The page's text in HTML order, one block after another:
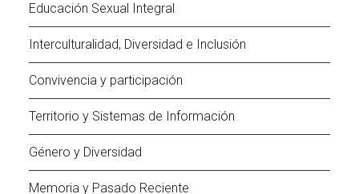
Educación Sexual Integral
Interculturalidad, Diversidad e Inclusión
Convivencia y participación
Territorio y Sistemas de Información
Género y Diversidad
Memoria y Pasado Reciente